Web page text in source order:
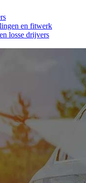
en fitwerk
losse drijvers